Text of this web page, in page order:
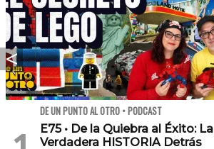
DE UN PUNTO AL OTRO • PODCAST
E75 • De la Quiebra al Éxito: La
Verdadera HISTORIA Detrás